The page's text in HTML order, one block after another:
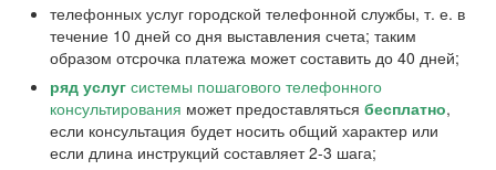
телефонных услуг городской телефонной службы, т. е. в
течение 10 дней со дня выставления счета; таким
образом отсрочка платежа может составить до 40 дней;
ряд услуг системы пошагового телефонного
консультирования может предоставляться бесплатно,
если консультация будет носить общий характер или
если длина инструкций составляет 2-3 шага;